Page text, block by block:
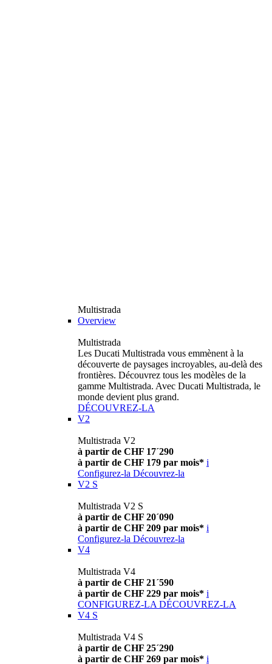
Multistrada
Overview
Multistrada
Les Ducati Multistrada vous emmènent à la
découverte de paysages incroyables, au-delà des
frontières. Découvrez tous les modèles de la
gamme Multistrada. Avec Ducati Multistrada, le
monde devient plus grand.
DÉCOUVREZ-LA
V2
Multistrada V2
à partir de CHF 17´290
à partir de CHF 179 par mois* i
Configurez-la Découvrez-la
V2 S
Multistrada V2 S
à partir de CHF 20´090
à partir de CHF 209 par mois* i
Configurez-la Découvrez-la
V4
Multistrada V4
à partir de CHF 21´590
à partir de CHF 229 par mois* i
CONFIGUREZ-LA DÉCOUVREZ-LA
V4 S
Multistrada V4 S
à partir de CHF 25´290
à partir de CHF 269 par mois* i